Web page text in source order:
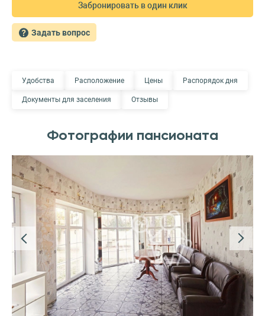
Забронировать в один клик
Задать вопрос
Удобства Расположение Цены Распорядок дня
Документы для заселения Отзывы
Фотографии пансионата